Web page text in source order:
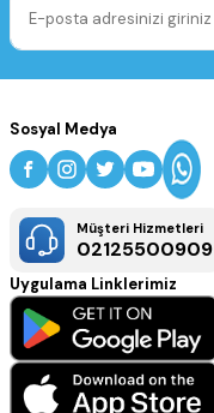
Sosyal Medya
Müşteri Hizmetleri
02125500909
Uygulama Linklerimiz